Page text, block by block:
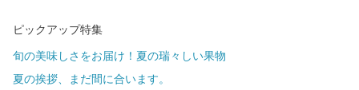
ピックアップ特集
旬の美味しさをお届け！夏の瑞々しい果物
夏の挨拶、まだ間に合います。